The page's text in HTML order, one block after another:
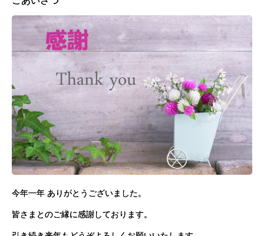
今年一年 ありがとうございました。
皆さまとのご縁に感謝しております。